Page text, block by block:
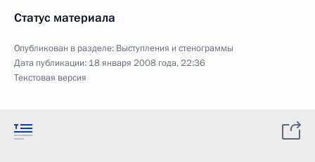
Статус материала
Опубликован в разделе: Выступления и стенограммы
Дата публикации: 18 января 2008 года, 22:36
Текстовая версия